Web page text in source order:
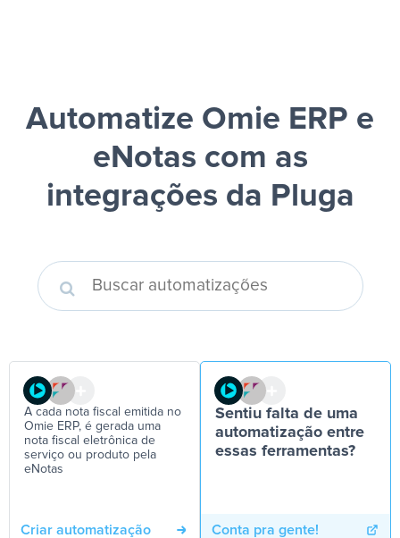
Automatize Omie ERP e
eNotas com as
integrações da Pluga
A cada nota fiscal emitida no
Omie ERP, é gerada uma
nota fiscal eletrônica de
serviço ou produto pela
eNotas
Criar automatização
Sentiu falta de uma
automatização entre
essas ferramentas?
Conta pra gente!